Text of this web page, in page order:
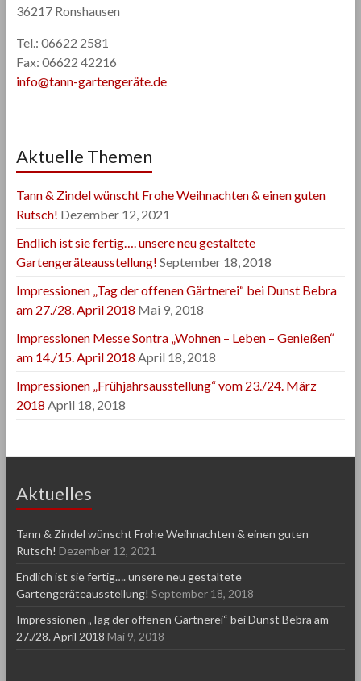
36217 Ronshausen
Tel.: 06622 2581
Fax: 06622 42216
info@tann-gartengeräte.de
Aktuelle Themen
Tann & Zindel wünscht Frohe Weihnachten & einen guten
Rutsch! Dezember 12, 2021
Endlich ist sie fertig…. unsere neu gestaltete
Gartengeräteausstellung! September 18, 2018
Impressionen „Tag der offenen Gärtnerei“ bei Dunst Bebra
am 27./28. April 2018 Mai 9, 2018
Impressionen Messe Sontra „Wohnen – Leben – Genießen“
am 14./15. April 2018 April 18, 2018
Impressionen „Frühjahrsausstellung“ vom 23./24. März
2018 April 18, 2018
Aktuelles
Tann & Zindel wünscht Frohe Weihnachten & einen guten
Rutsch! Dezember 12, 2021
Endlich ist sie fertig…. unsere neu gestaltete
Gartengeräteausstellung! September 18, 2018
Impressionen „Tag der offenen Gärtnerei“ bei Dunst Bebra am
27./28. April 2018 Mai 9, 2018